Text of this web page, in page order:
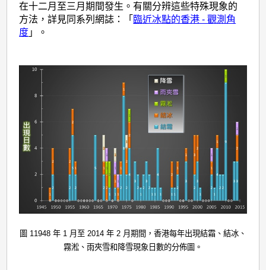
在十二月至三月期間發生。有關分辨這些特殊現象的
方法，詳見同系列網誌：「 臨近冰點的香港 - 觀測角
度 」。
圖 11948 年 1 月至 2014 年 2 月期間，香港每年出現結霜、結冰、
霧淞、雨夾雪和降雪現象日數的分佈圖。